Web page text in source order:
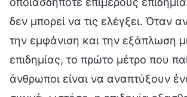
δεν μπορεί να τις ελέγξει. Όταν
την εμφάνιση και την εξάπλωση
επιδημίας, το πρώτο μέτρο που
άνθρωποι είναι να αναπτύξουν